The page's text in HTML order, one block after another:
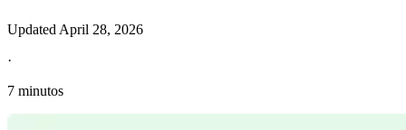
Updated April 28, 2026
·
7 minutos